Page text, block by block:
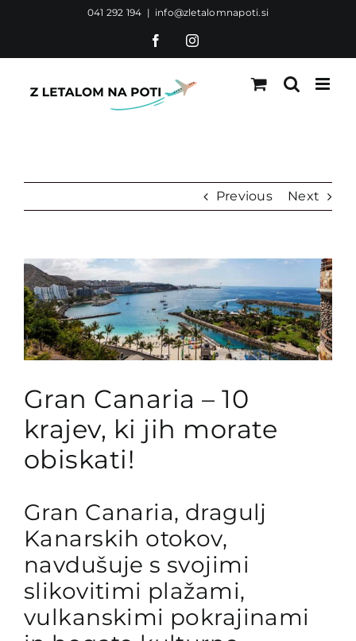
041 292 194 | info@zletalomnapoti.si
FacebookInstagram
Previous Next
View
Larger
Image
Gran Canaria – 10
krajev, ki jih morate
obiskati!
Gran Canaria, dragulj
Kanarskih otokov,
navdušuje s svojimi
slikovitimi plažami,
vulkanskimi pokrajinami